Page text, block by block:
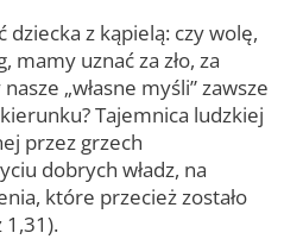
z kąpielą: czy wolę,
mamy uznać za zło, za
„własne myśli” zawsze
Tajemnica ludzkiej
przez grzech
dobrych władz, na
które przecież zostało
1,31).